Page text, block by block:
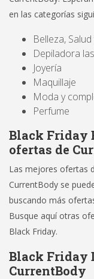
en las categorías
Belleza,
Depiladora
Joyería
Maquillaje
Moda y
Perfume
Black Friday
ofertas de
Las mejores ofertas
CurrentBody se
buscando más
Busque aquí otras
Black Friday.
Black Friday
CurrentBody